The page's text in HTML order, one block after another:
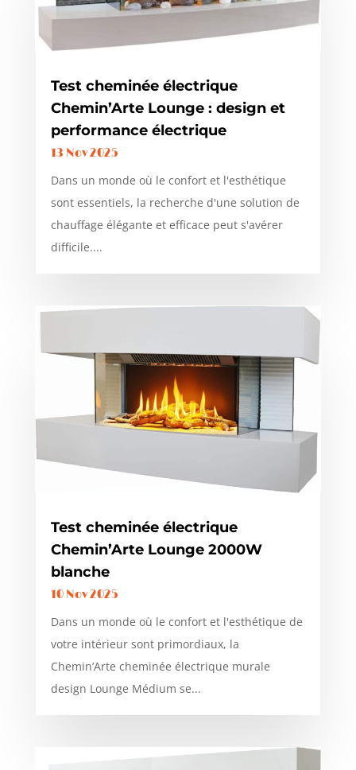
Test cheminée électrique
Chemin’Arte Lounge : design et
performance électrique
13 Nov 2025
Dans un monde où le confort et l'esthétique
sont essentiels, la recherche d'une solution de
chauffage élégante et efficace peut s'avérer
difficile....
Test cheminée électrique
Chemin’Arte Lounge 2000W
blanche
10 Nov 2025
Dans un monde où le confort et l'esthétique de
votre intérieur sont primordiaux, la
Chemin’Arte cheminée électrique murale
design Lounge Médium se...